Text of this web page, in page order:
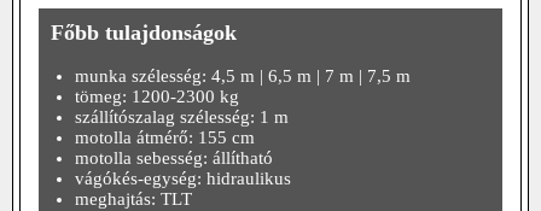
Főbb tulajdonságok
munka szélesség: 4,5 m | 6,5 m | 7 m | 7,5 m
tömeg: 1200-2300 kg
szállítószalag szélesség: 1 m
motolla átmérő: 155 cm
motolla sebesség: állítható
vágókés-egység: hidraulikus
meghajtás: TLT